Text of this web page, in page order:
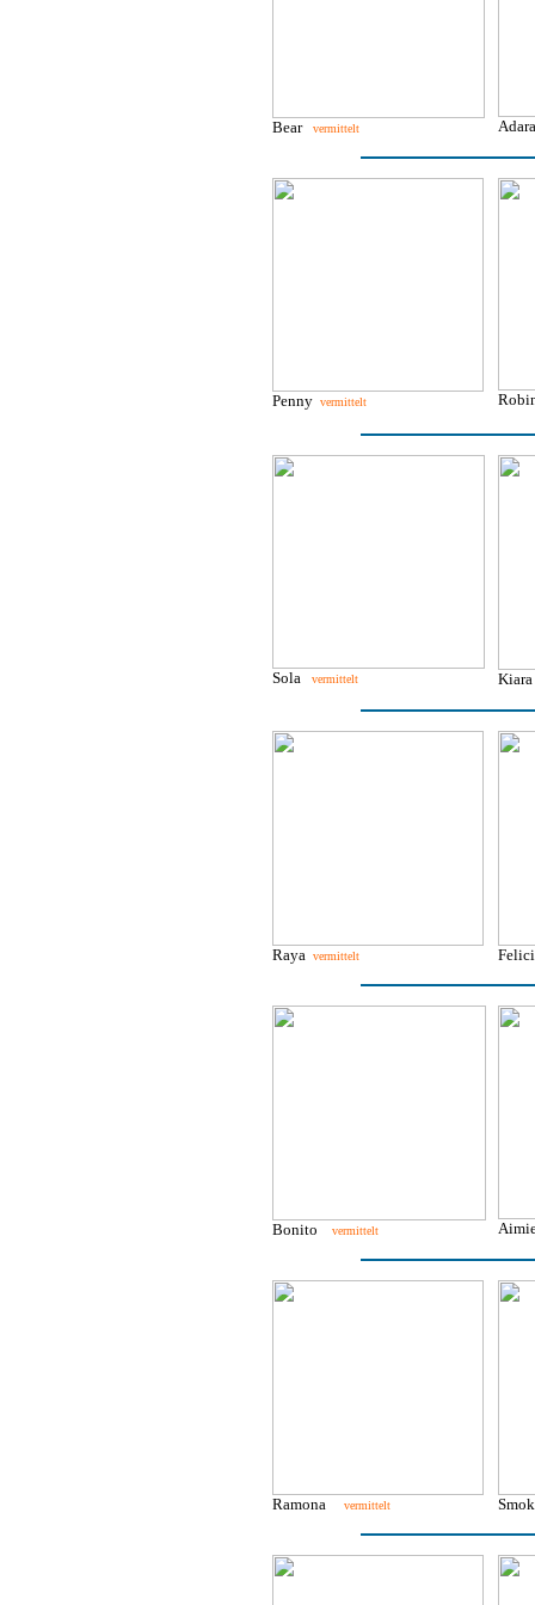
Bear vermittelt
Penny vermittelt
Sola vermittelt
Raya vermittelt
Bonito vermittelt
Ramona vermittelt